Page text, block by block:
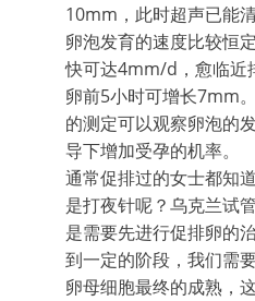
10mm，此时超声已能
卵泡发育的速度比较恒
快可达4mm/d，愈临近
卵前5小时可增长7mm
的测定可以观察卵泡的
导下增加受孕的机率。
通常促排过的女士都知
是打夜针呢？乌克兰试
是需要先进行促排卵的
到一定的阶段，我们需
卵母细胞最终的成熟，